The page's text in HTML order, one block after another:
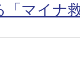
「マイナ